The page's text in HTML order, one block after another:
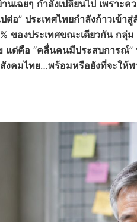
นเฉยๆ กำลังเปลี่ยนไป เพราะค
ต่อ” ประเทศไทยกำลังก้าวเข้า
ของประเทศขณะเดียวกัน กลุ่ม
แต่คือ “คลื่นคนมีประสบการณ์”
งคมไทย…พร้อมหรือยังที่จะให้พ